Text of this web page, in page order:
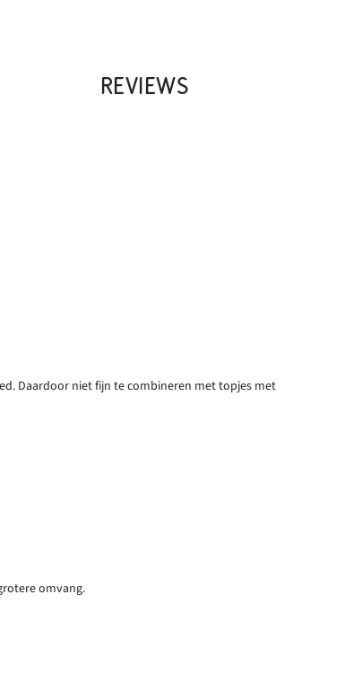
REVIEWS
Daardoor niet fijn te combineren met topjes met
omvang.